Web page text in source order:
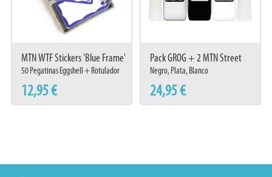
MTN WTF Stickers 'Blue Frame'
+ Marker
50 Pegatinas Eggshell + Rotulador
12,95 €
Pack GROG + 2 MTN Street
Dabber
Negro, Plata, Blanco
24,95 €